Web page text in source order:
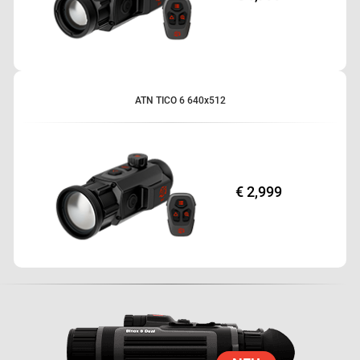
ATN TICO 6 640x512
€ 2,999